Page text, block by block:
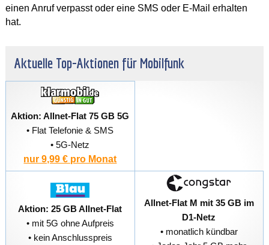
einen Anruf verpasst oder eine SMS oder E-Mail erhalten
hat.
Aktuelle Top-Aktionen für Mobilfunk
Aktion: Allnet-Flat 75 GB 5G
• Flat Telefonie & SMS
• 5G-Netz
nur 9,99 € pro Monat
Aktion: 25 GB Allnet-Flat
• mit 5G ohne Aufpreis
• kein Anschlusspreis
Allnet-Flat M mit 35 GB im
D1-Netz
• monatlich kündbar